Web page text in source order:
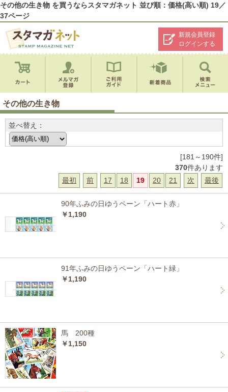
その他の生き物 を買うならスタマガネット 並び順：価格(高い順) 19／
37ページ
新規会員登録
ログインする
その他の生き物
並べ替え：
[181～190件]
370件あります
最初
前 17 18 19 20 21 次 最後
90年ふみの日ゆうペーン「ハート赤」
￥1,190
91年ふみの日ゆうペーン「ハート緑」
￥1,190
馬 200種
￥1,150